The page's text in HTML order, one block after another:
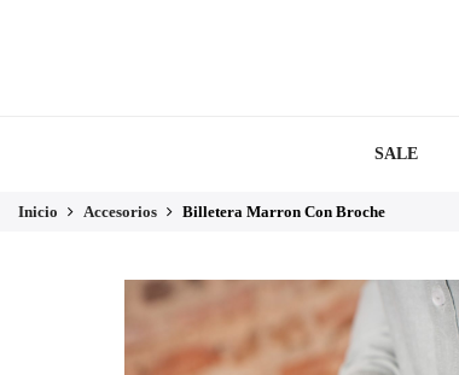
SALE
Inicio Accesorios Billetera Marron Con Broche